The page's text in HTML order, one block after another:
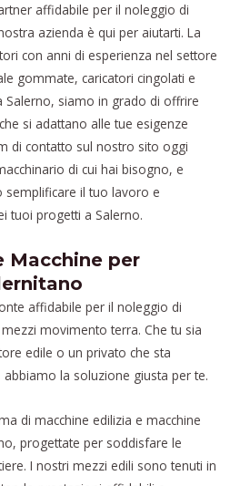
affidabile per il noleggio di
azienda è qui per aiutarti. La
con anni di esperienza nel settore
gommate, caricatori cingolati e
Salerno, siamo in grado di offrire
si adattano alle tue esigenze
di contatto sul nostro sito oggi
di cui hai bisogno, e
il tuo lavoro e
tuoi progetti a Salerno.
Macchine per
affidabile per il noleggio di
mezzi movimento terra. Che tu sia
edile o un privato che sta
la soluzione giusta per te.
di macchine edilizia e macchine
progettate per soddisfare le
I nostri mezzi edili sono tenuti in